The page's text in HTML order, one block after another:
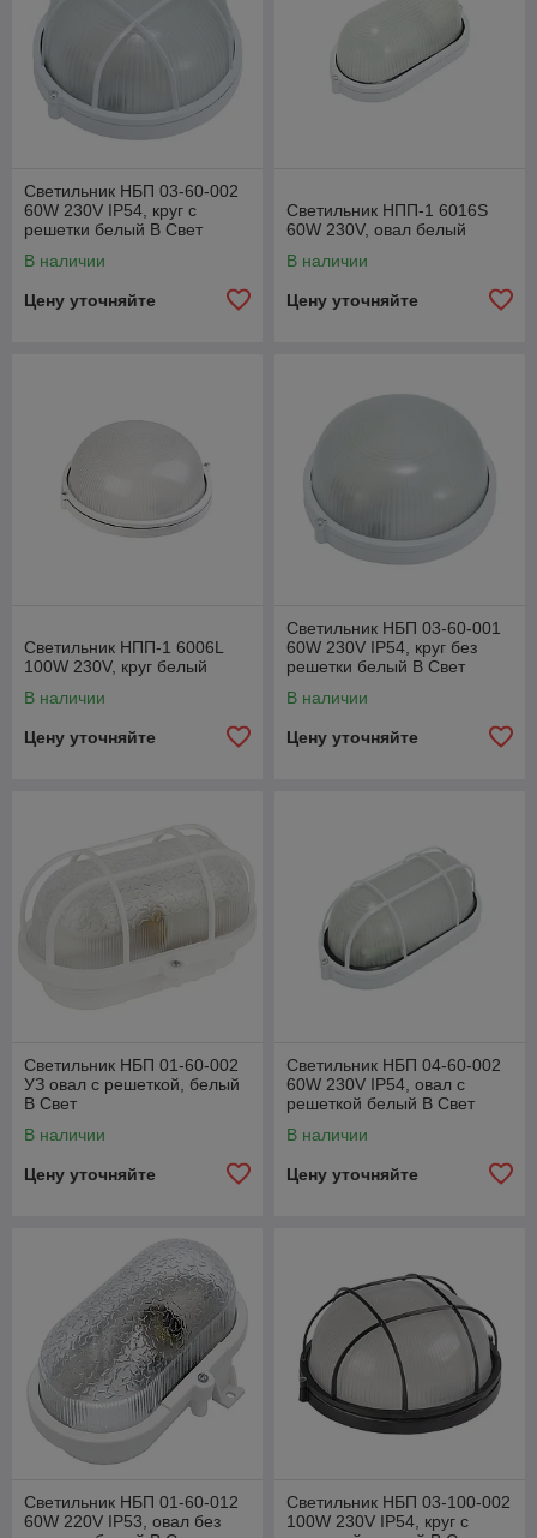
Светильник НБП 03-60-002
60W 230V IP54, круг с
решетки белый В Свет
В наличии
Цену уточняйте
Светильник НПП-1 6016S
60W 230V, овал белый
В наличии
Цену уточняйте
Светильник НПП-1 6006L
100W 230V, круг белый
В наличии
Цену уточняйте
Светильник НБП 03-60-001
60W 230V IP54, круг без
решетки белый В Свет
В наличии
Цену уточняйте
Светильник НБП 01-60-002
УЗ овал с решеткой, белый
В Свет
В наличии
Цену уточняйте
Светильник НБП 04-60-002
60W 230V IP54, овал c
решеткой белый В Свет
В наличии
Цену уточняйте
Светильник НБП 01-60-012
60W 220V IP53, овал без
Светильник НБП 03-100-002
100W 230V IP54, круг c